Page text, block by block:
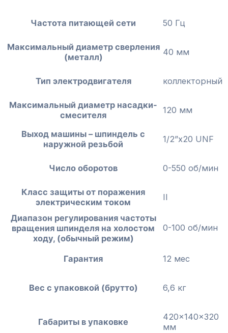
Частота питающей сети 50 Гц
Максимальный диаметр сверления
(металл)
40 мм
Тип электродвигателя коллекторный
Максимальный диаметр насадки-
смесителя
120 мм
Выход машины – шпиндель с
наружной резьбой
1/2”x20 UNF
Число оборотов 0-550 об/мин
Класс защиты от поражения
электрическим током
II
Диапазон регулирования частоты
вращения шпинделя на холостом
ходу, (обычный режим)
0-100 об/мин
Гарантия 12 мес
Вес с упаковкой (брутто) 6,6 кг
Габариты в упаковке
420x140x320
мм